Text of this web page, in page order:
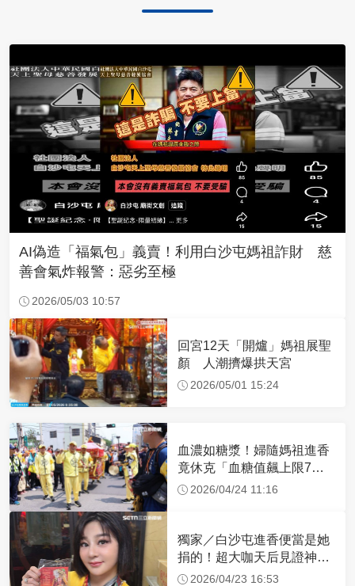
AI偽造「福氣包」義賣！利用白沙屯媽祖詐財 慈
善會氣炸報警：惡劣至極
2026/05/03 10:57
回宮12天「開爐」媽祖展聖
顏 人潮擠爆拱天宮
2026/05/01 15:24
血濃如糖漿！婦隨媽祖進香
竟休克「血糖值飆上限7
倍」 醫曝原因
2026/04/24 11:16
獨家／白沙屯進香便當是她
捐的！超大咖天后見證神
蹟 一靠近媽祖就爆哭
2026/04/23 16:53